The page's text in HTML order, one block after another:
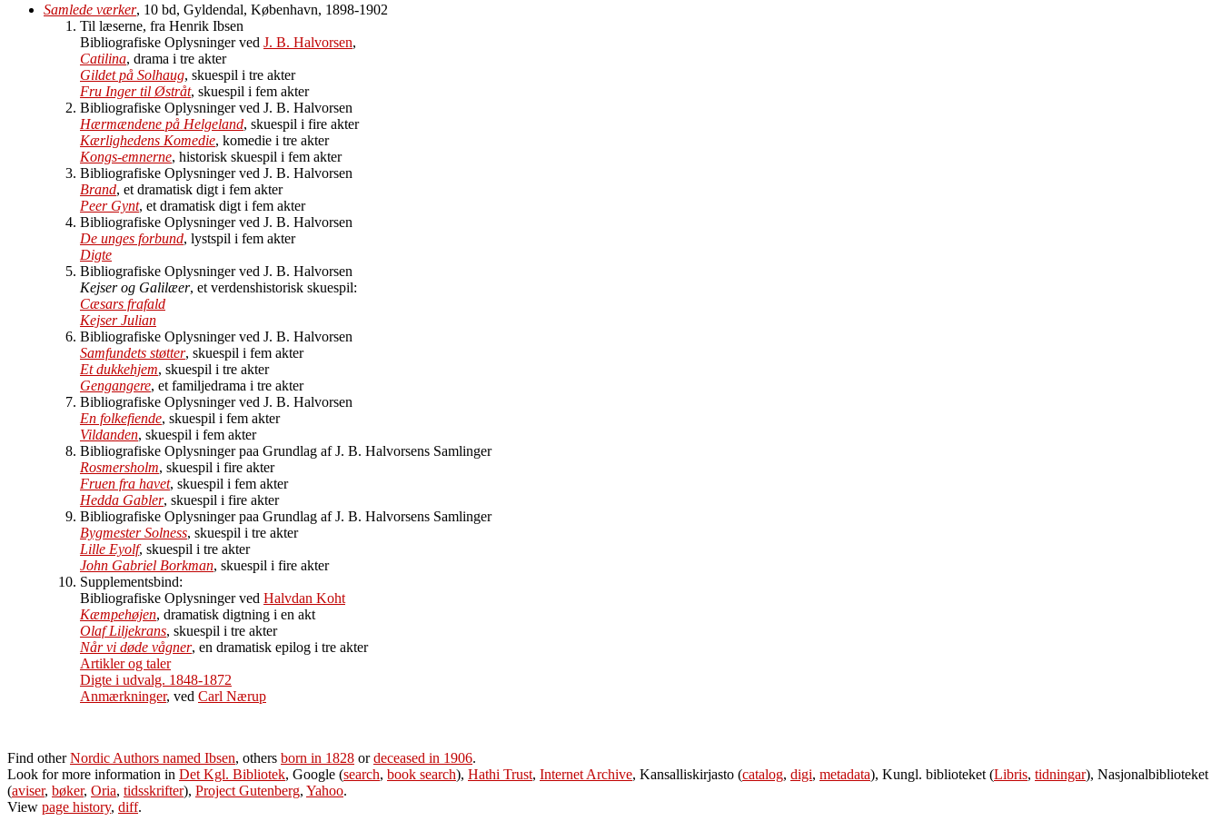
Samlede værker, 10 bd, Gyldendal, København, 1898-1902
Til læserne, fra Henrik Ibsen
Bibliografiske Oplysninger ved J. B. Halvorsen,
Catilina, drama i tre akter
Gildet på Solhaug, skuespil i tre akter
Fru Inger til Østråt, skuespil i fem akter
Bibliografiske Oplysninger ved J. B. Halvorsen
Hærmændene på Helgeland, skuespil i fire akter
Kærlighedens Komedie, komedie i tre akter
Kongs-emnerne, historisk skuespil i fem akter
Bibliografiske Oplysninger ved J. B. Halvorsen
Brand, et dramatisk digt i fem akter
Peer Gynt, et dramatisk digt i fem akter
Bibliografiske Oplysninger ved J. B. Halvorsen
De unges forbund, lystspil i fem akter
Digte
Bibliografiske Oplysninger ved J. B. Halvorsen
Kejser og Galilæer, et verdenshistorisk skuespil:
Cæsars frafald
Kejser Julian
Bibliografiske Oplysninger ved J. B. Halvorsen
Samfundets støtter, skuespil i fem akter
Et dukkehjem, skuespil i tre akter
Gengangere, et familjedrama i tre akter
Bibliografiske Oplysninger ved J. B. Halvorsen
En folkefiende, skuespil i fem akter
Vildanden, skuespil i fem akter
Bibliografiske Oplysninger paa Grundlag af J. B. Halvorsens Samlinger
Rosmersholm, skuespil i fire akter
Fruen fra havet, skuespil i fem akter
Hedda Gabler, skuespil i fire akter
Bibliografiske Oplysninger paa Grundlag af J. B. Halvorsens Samlinger
Bygmester Solness, skuespil i tre akter
Lille Eyolf, skuespil i tre akter
John Gabriel Borkman, skuespil i fire akter
Supplementsbind:
Bibliografiske Oplysninger ved Halvdan Koht
Kæmpehøjen, dramatisk digtning i en akt
Olaf Liljekrans, skuespil i tre akter
Når vi døde vågner, en dramatisk epilog i tre akter
Artikler og taler
Digte i udvalg. 1848-1872
Anmærkninger, ved Carl Nærup
Find otherNordic Authors named Ibsen, others born in 1828 ordeceased in 1906.
Look for more information in Det Kgl. Bibliotek, Google (search, book search), Hathi Trust, Internet Archive, Kansalliskirjasto (catalog, digi, metadata), Kungl. biblioteket (Libris, tidningar), Nasjonalbiblioteket
(aviser, bøker, Oria, tidsskrifter), Project Gutenberg, Yahoo.
View page history, diff.